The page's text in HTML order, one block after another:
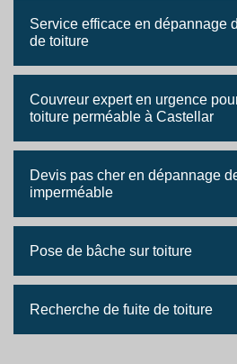
Service efficace en dépannage
de toiture
Couvreur expert en urgence
toiture perméable à Castellar
Devis pas cher en dépannage
imperméable
Pose de bâche sur toiture
Recherche de fuite de toiture